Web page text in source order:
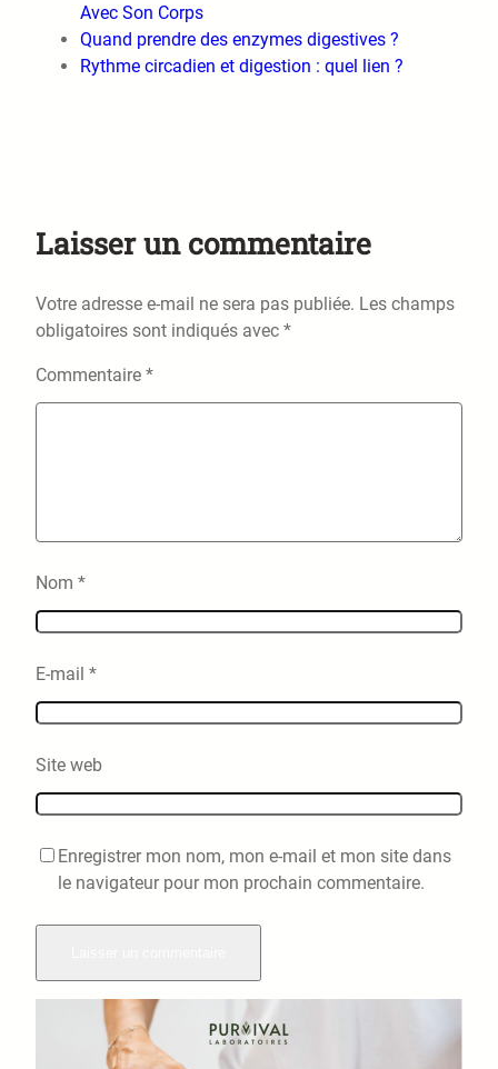
Avec Son Corps
Quand prendre des enzymes digestives ?
Rythme circadien et digestion : quel lien ?
Laisser un commentaire
Votre adresse e-mail ne sera pas publiée. Les champs
obligatoires sont indiqués avec *
Commentaire *
Nom *
E-mail *
Site web
Enregistrer mon nom, mon e-mail et mon site dans
le navigateur pour mon prochain commentaire.